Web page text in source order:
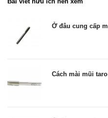
Ở đâu cung cấp
Cách mài mũi